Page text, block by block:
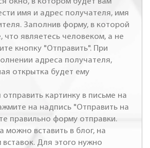
имя и адрес получателя, имя
Заполнив форму, в которой
что являетесь человеком, а не
кнопку "Отправить". При
адреса получателя,
открытка будет ему
картинку в письме на
на надпись "Отправить на
правильно форму отправки.
можно вставить в блог, на
Для этого нужно